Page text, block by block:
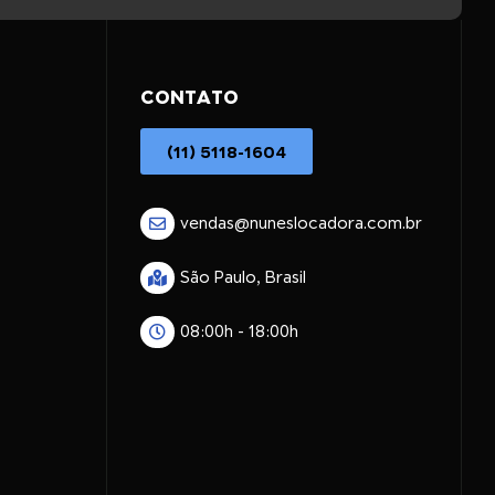
CONTATO
(11) 5118-1604
vendas@nuneslocadora.com.br
São Paulo, Brasil
08:00h - 18:00h